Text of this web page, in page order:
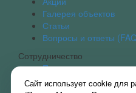
Галерея объектов
Статьи
Вопросы и ответы
Сотрудничество
Партнерская
Наши партнеры
Сайт использует cookie для